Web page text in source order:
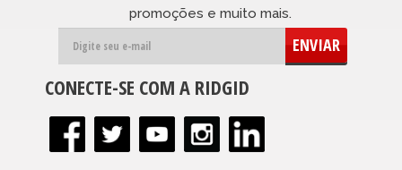
promoções e muito mais.
ENVIAR
CONECTE-SE COM A RIDGID